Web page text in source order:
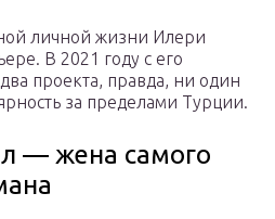
личной жизни Илери
В 2021 году с его
проекта, правда, ни один
за пределами Турции.
— жена самого